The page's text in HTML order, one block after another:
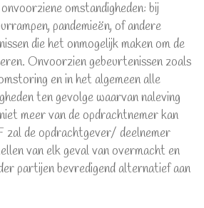
omstandigheden: bij
pandemieën, of andere
die het onmogelijk maken om de
Onvoorzien gebeurtenissen zoals
en in het algemeen alle
ten gevolge waarvan naleving
meer van de opdrachtnemer kan
zal de opdrachtgever/ deelnemer
van elk geval van overmacht en
partijen bevredigend alternatief aan